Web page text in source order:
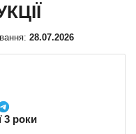
28.07.2026
3 роки